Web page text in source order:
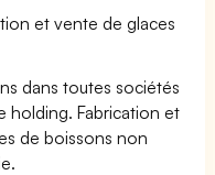
et vente de glaces
dans toutes sociétés
holding. Fabrication et
de boissons non